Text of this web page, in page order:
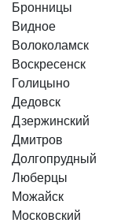
Бронницы
Видное
Волоколамск
Воскресенск
Голицыно
Дедовск
Дзержинский
Дмитров
Долгопрудный
Люберцы
Можайск
Московский